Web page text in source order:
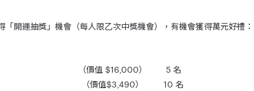
「開運抽獎」機會（每人限乙次中獎機會），有機會獲得萬元好
（價值 $16,000） 5 名
（價值$3,490） 10 名